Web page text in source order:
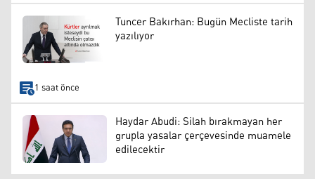
Tuncer Bakırhan: Bugün Mecliste tarih
yazılıyor
1 saat önce
Haydar Abudi: Silah bırakmayan her
grupla yasalar çerçevesinde muamele
edilecektir